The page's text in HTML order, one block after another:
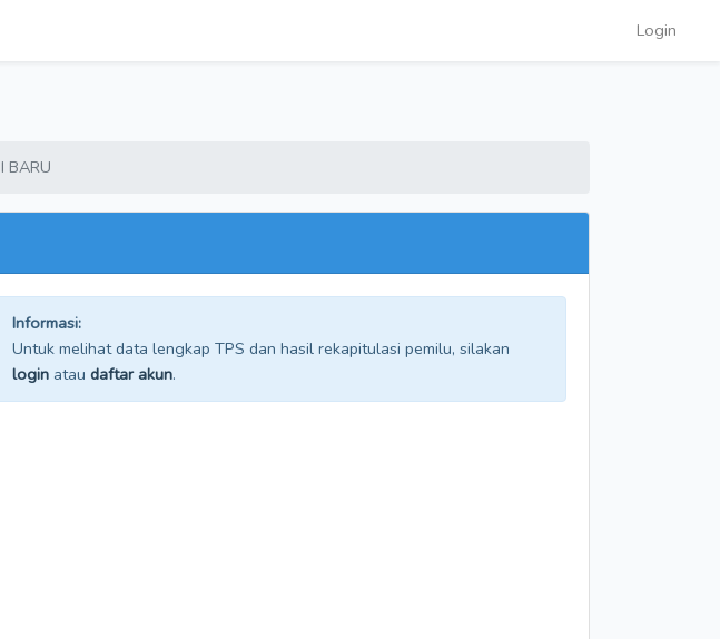
Login
BARU
Informasi:
Untuk melihat data lengkap TPS dan hasil rekapitulasi pemilu, silakan
login atau daftar akun.